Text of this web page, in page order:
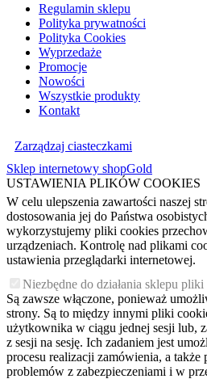
Regulamin sklepu
Polityka prywatności
Polityka Cookies
Wyprzedaże
Promocje
Nowości
Wszystkie produkty
Kontakt
Zarządzaj ciasteczkami
Sklep internetowy shopGold
USTAWIENIA PLIKÓW COOKIES
W celu ulepszenia zawartości naszej
dostosowania jej do Państwa
wykorzystujemy pliki cookies
urządzeniach. Kontrolę nad plikami
ustawienia przeglądarki internetowej.
Niezbędne do działania sklepu
Są zawsze włączone, ponieważ
strony. Są to między innymi pliki
użytkownika w ciągu jednej sesji lub,
z sesji na sesję. Ich zadaniem jest
procesu realizacji zamówienia, a
problemów z zabezpieczeniami i w